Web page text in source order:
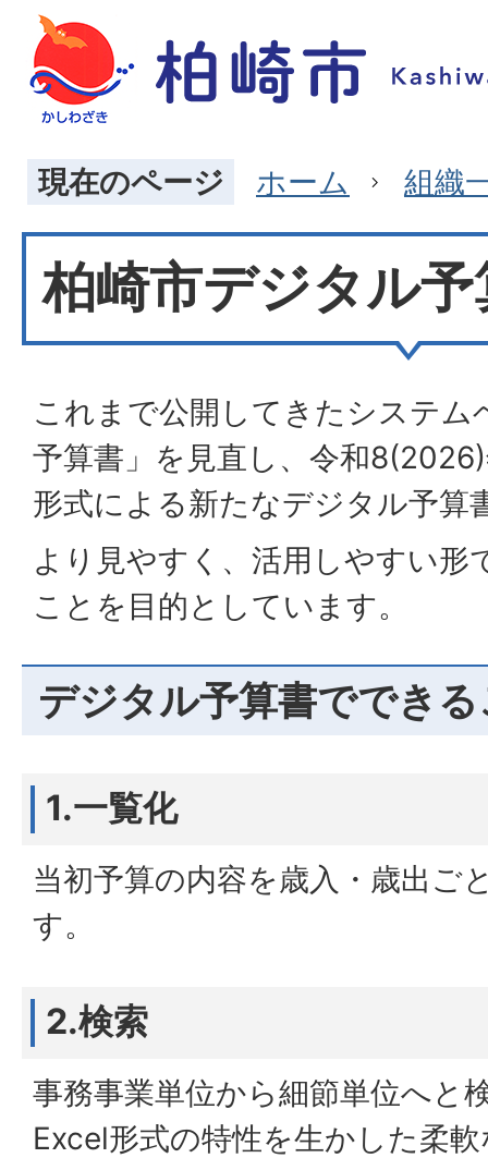
現在のページ ホーム 組織
柏崎市デジタル予
これまで公開してきたシステム
予算書」を見直し、令和
形式による新たなデジタル予算
より見やすく、活用しやすい形
ことを目的としています。
デジタル予算書ででき
1.一覧化
当初予算の内容を歳入・歳出ご
す。
2.検索
事務事業単位から細節単位へと
Excel形式の特性を生かした柔